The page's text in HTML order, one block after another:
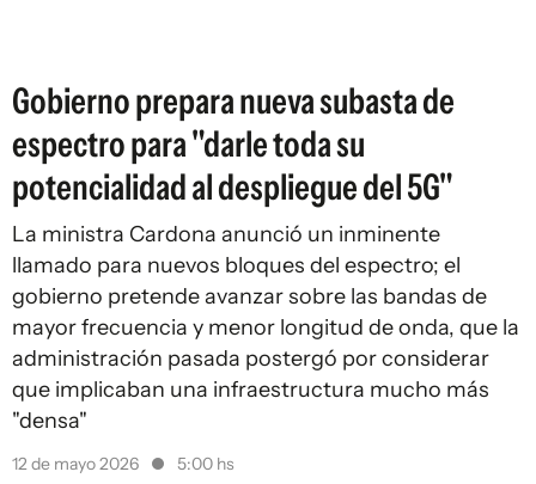
Gobierno prepara nueva subasta de
espectro para "darle toda su
potencialidad al despliegue del 5G"
La ministra Cardona anunció un inminente
llamado para nuevos bloques del espectro; el
gobierno pretende avanzar sobre las bandas de
mayor frecuencia y menor longitud de onda, que la
administración pasada postergó por considerar
que implicaban una infraestructura mucho más
"densa"
12 de mayo 2026 5:00 hs